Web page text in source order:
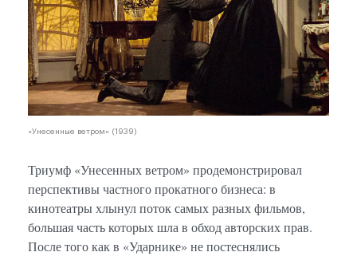
«Унесенные ветром» (1939)
Триумф «Унесенных ветром» продемонстрировал
перспективы частного прокатного бизнеса: в
кинотеатры хлынул поток самых разных фильмов,
большая часть которых шла в обход авторских прав.
После того как в «Ударнике» не постеснялись